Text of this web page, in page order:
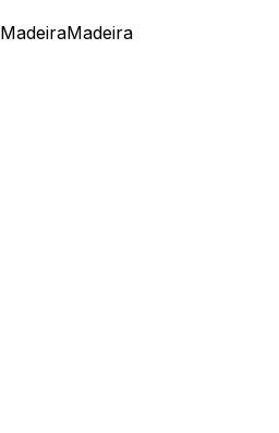
MadeiraMadeira